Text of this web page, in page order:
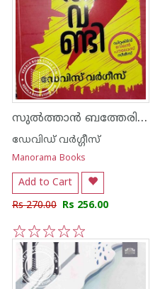
സുൽത്താൻ ബത്തേരിയിലേക്കുള്ള തീവണ്ടി
ഡേവിഡ് വര്‍ഗ്ഗീസ്
Manorama Books
Add to Cart
Rs 270.00 Rs 256.00
5
4
2